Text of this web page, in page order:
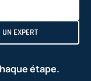
EXPERT
étape.